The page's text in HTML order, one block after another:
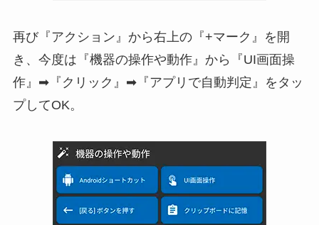
再び『アクション』から右上の『+マーク』を開
き、今度は『機器の操作や動作』から『UI画面操
作』➡『クリック』➡『アプリで自動判定』をタッ
プしてOK。